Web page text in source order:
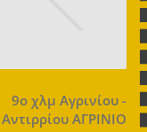
9ο χλμ Αγρινίου -
Αντιρρίου ΑΓΡΙΝΙΟ